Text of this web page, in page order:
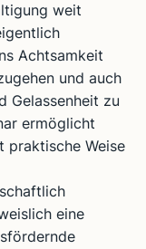
weit
Achtsamkeit
und auch
Gelassenheit zu
ermöglicht
praktische Weise
eine